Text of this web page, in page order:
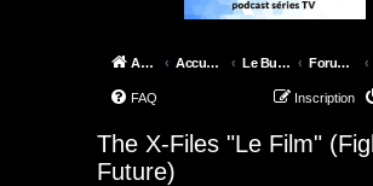
Accueil Accueil du forum Le Bureau des X-Files Forum Films
FAQ Inscription
The X-Files "Le Film"
Future)